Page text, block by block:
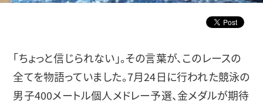
「ちょっと信じられない」。その言葉が、このレースの
全てを物語っていました。7月24日に行われた競泳の
男子400メートル個人メドレー予選、金メダルが期待